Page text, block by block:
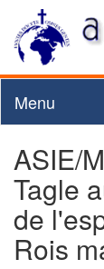
Menu
ASIE/
Tagle
de
Rois